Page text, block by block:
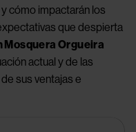
cómo impactarán los
que despierta
Mosquera Orgueira
actual y de las
sus ventajas e